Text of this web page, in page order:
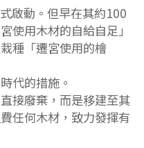
啟動。但早在其約100
使用木材的自給自足」
種「遷宮使用的檜
代的措施。
接廢棄，而是移建至其
任何木材，致力發揮有